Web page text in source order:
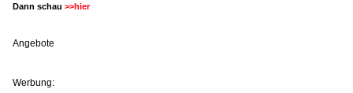
Dann schau >>hier
Angebote
Werbung: